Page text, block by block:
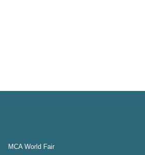
MCA World Fair